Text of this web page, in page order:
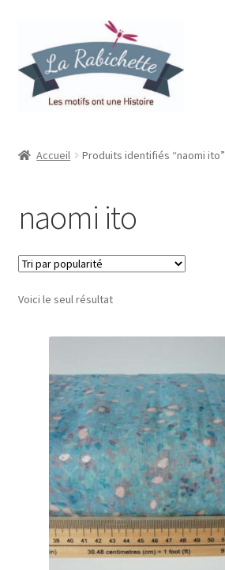
la
navigation
contenu
Ma liste de souhaits
Mon espace
Mon compte
My Account
Wishlist
Paiement
Panier
Plan du site
Accueil Produits identifiés “naomi ito”
naomi ito
Voici le seul résultat